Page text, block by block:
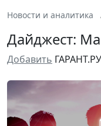
Новости и аналитика
Дайджест:
Добавить